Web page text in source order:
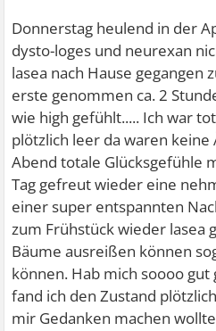
Donnerstag heulend in der
dysto-loges und neurexan
lasea nach Hause gegangen
erste genommen ca. 2
wie high gefühlt..... Ich war
plötzlich leer da waren keine
Abend totale Glücksgefühle
Tag gefreut wieder eine
einer super entspannten
zum Frühstück wieder lasea
Bäume ausreißen können
können. Hab mich soooo gut
fand ich den Zustand
mir Gedanken machen